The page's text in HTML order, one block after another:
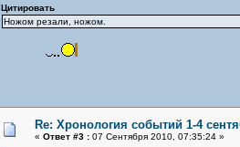
Цитировать
Ножом резали, ножом.
Re: Хронология событий 1-4
« Ответ #3 :07 Сентября 2010, 07:35:24 »